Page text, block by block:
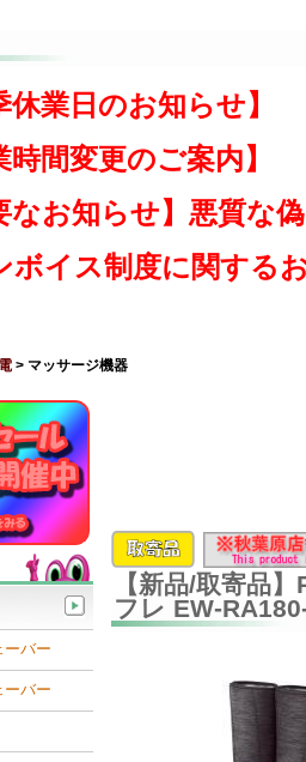
休業日のお知らせ】
時間変更のご案内】
なお知らせ】悪質な
ボイス制度に関する
> マッサージ機器
【新品/取寄品
フレ EW-
ーバー
ーバー